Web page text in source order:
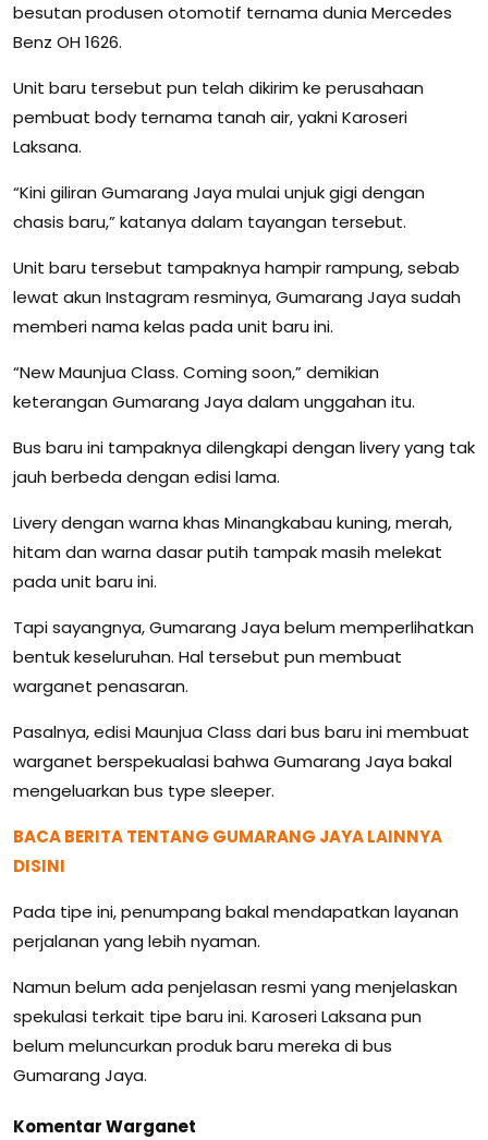
besutan produsen otomotif ternama dunia Mercedes
Benz OH 1626.
Unit baru tersebut pun telah dikirim ke perusahaan
pembuat body ternama tanah air, yakni Karoseri
Laksana.
“Kini giliran Gumarang Jaya mulai unjuk gigi dengan
chasis baru,” katanya dalam tayangan tersebut.
Unit baru tersebut tampaknya hampir rampung, sebab
lewat akun Instagram resminya, Gumarang Jaya sudah
memberi nama kelas pada unit baru ini.
“New Maunjua Class. Coming soon,” demikian
keterangan Gumarang Jaya dalam unggahan itu.
Bus baru ini tampaknya dilengkapi dengan livery yang tak
jauh berbeda dengan edisi lama.
Livery dengan warna khas Minangkabau kuning, merah,
hitam dan warna dasar putih tampak masih melekat
pada unit baru ini.
Tapi sayangnya, Gumarang Jaya belum memperlihatkan
bentuk keseluruhan. Hal tersebut pun membuat
warganet penasaran.
Pasalnya, edisi Maunjua Class dari bus baru ini membuat
warganet berspekualasi bahwa Gumarang Jaya bakal
mengeluarkan bus type sleeper.
BACA BERITA TENTANG GUMARANG JAYA LAINNYA
DISINI
Pada tipe ini, penumpang bakal mendapatkan layanan
perjalanan yang lebih nyaman.
Namun belum ada penjelasan resmi yang menjelaskan
spekulasi terkait tipe baru ini. Karoseri Laksana pun
belum meluncurkan produk baru mereka di bus
Gumarang Jaya.
Komentar Warganet